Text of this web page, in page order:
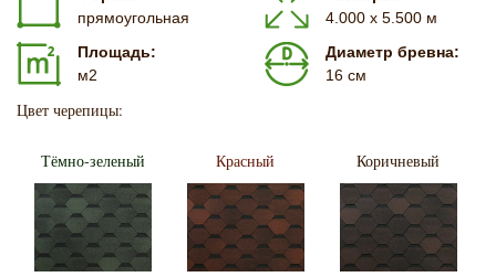
прямоугольная
4.000 х 5.500 м
Площадь:
м2
Диаметр бревна:
16 см
Цвет черепицы:
Тёмно-зеленый Красный Коричневый